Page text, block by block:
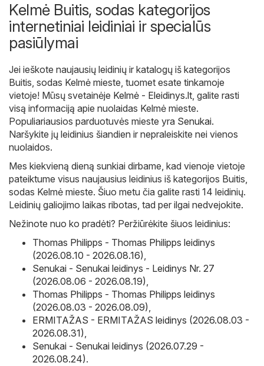
Kelmė Buitis, sodas kategorijos
internetiniai leidiniai ir specialūs
pasiūlymai
Jei ieškote naujausių leidinių ir katalogų iš kategorijos
Buitis, sodas Kelmė mieste, tuomet esate tinkamoje
vietoje! Mūsų svetainėje Kelmė - Eleidinys.lt, galite rasti
visą informaciją apie nuolaidas Kelmė mieste.
Populiariausios parduotuvės mieste yra Senukai.
Naršykite jų leidinius šiandien ir nepraleiskite nei vienos
nuolaidos.
Mes kiekvieną dieną sunkiai dirbame, kad vienoje vietoje
pateiktume visus naujausius leidinius iš kategorijos Buitis,
sodas Kelmė mieste. Šiuo metu čia galite rasti 14 leidinių.
Leidinių galiojimo laikas ribotas, tad per ilgai nedvejokite.
Nežinote nuo ko pradėti? Peržiūrėkite šiuos leidinius:
Thomas Philipps - Thomas Philipps leidinys
(2026.08.10 - 2026.08.16),
Senukai - Senukai leidinys - Leidinys Nr. 27
(2026.08.06 - 2026.08.19),
Thomas Philipps - Thomas Philipps leidinys
(2026.08.03 - 2026.08.09),
ERMITAŽAS - ERMITAŽAS leidinys (2026.08.03 -
2026.08.31),
Senukai - Senukai leidinys (2026.07.29 -
2026.08.24).